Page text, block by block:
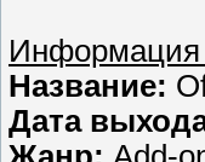
Информация
Название:
Дата